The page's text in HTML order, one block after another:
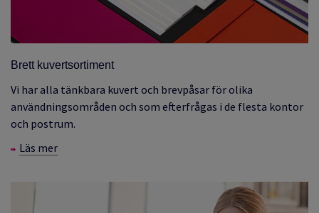
Brett kuvertsortiment
Vi har alla tänkbara kuvert och brevpåsar för olika
användningsområden och som efterfrågas i de flesta kontor
och postrum.
Läs mer